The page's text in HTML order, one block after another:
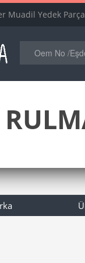
Muadil Yedek Parça